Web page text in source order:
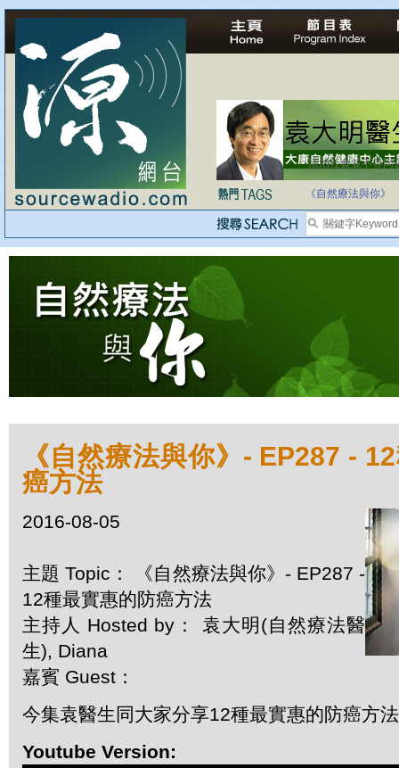
法治社會並不等同
《自然療法與你》
《自然療法與你》- EP287 -
癌方法
2016-08-05
主題 Topic： 《自然療法與你》- EP287 -
12種最實惠的防癌方法
主持人 Hosted by： 袁大明(自然療法醫
生), Diana
嘉賓 Guest：
今集袁醫生同大家分享12種最實惠的防癌方
Youtube Version: